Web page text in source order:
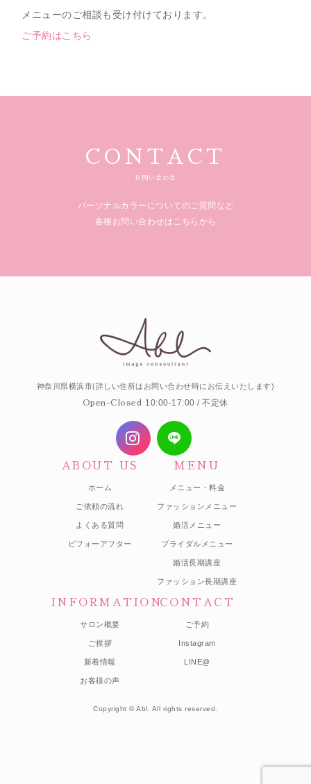
メニューのご相談も受け付けております。
ご予約はこちら
CONTACT
お問い合わせ
パーソナルカラーについてのご質問など
各種お問い合わせはこちらから
神奈川県横浜市(詳しい住所はお問い合わせ時にお伝えいたします)
Open-Closed
10:00-17:00 / 不定休
ABOUT US
ホーム
ご依頼の流れ
よくある質問
ビフォーアフター
MENU
メニュー・料金
ファッションメニュー
婚活メニュー
ブライダルメニュー
婚活長期講座
ファッション長期講座
INFORMATION
サロン概要
ご挨拶
新着情報
お客様の声
CONTACT
ご予約
Instagram
LINE@
Copyright © Abl. All rights reserved.